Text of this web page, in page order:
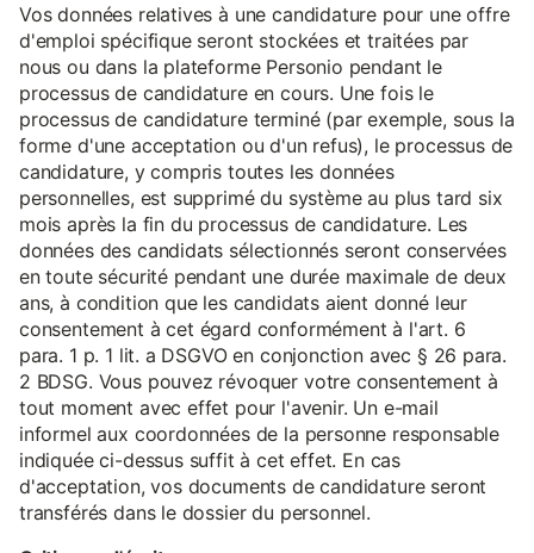
Vos données relatives à une candidature pour une offre
d'emploi spécifique seront stockées et traitées par
nous ou dans la plateforme Personio pendant le
processus de candidature en cours. Une fois le
processus de candidature terminé (par exemple, sous la
forme d'une acceptation ou d'un refus), le processus de
candidature, y compris toutes les données
personnelles, est supprimé du système au plus tard six
mois après la fin du processus de candidature. Les
données des candidats sélectionnés seront conservées
en toute sécurité pendant une durée maximale de deux
ans, à condition que les candidats aient donné leur
consentement à cet égard conformément à l'art. 6
para. 1 p. 1 lit. a DSGVO en conjonction avec § 26 para.
2 BDSG. Vous pouvez révoquer votre consentement à
tout moment avec effet pour l'avenir. Un e-mail
informel aux coordonnées de la personne responsable
indiquée ci-dessus suffit à cet effet. En cas
d'acceptation, vos documents de candidature seront
transférés dans le dossier du personnel.